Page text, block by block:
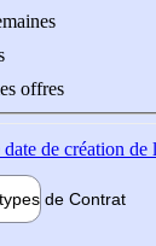
offres
de création de
de Contrat